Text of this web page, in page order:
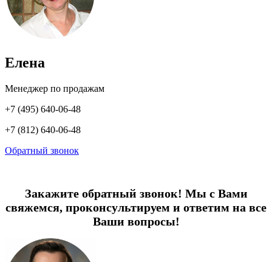
Елена
Менеджер по продажам
+7 (495) 640-06-48
+7 (812) 640-06-48
Обратный звонок
Закажите обратный звонок! Мы с Вами
свяжемся, проконсультируем и ответим на все
Ваши вопросы!